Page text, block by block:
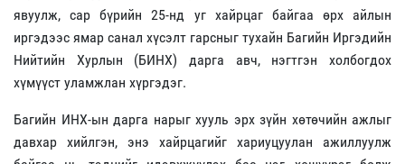
явуулж, сар бүрийн 25-нд уг хайрцаг байгаа өрх айлын
иргэдээс ямар санал хүсэлт гарсныг тухайн Багийн Иргэдийн
Нийтийн Хурлын (БИНХ) дарга авч, нэгтгэн холбогдох
хүмүүст уламжлан хүргэдэг.
Багийн ИНХ-ын дарга нарыг хууль эрх зүйн хөтөчийн ажлыг
давхар хийлгэн, энэ хайрцагийг хариуцуулан ажиллуулж